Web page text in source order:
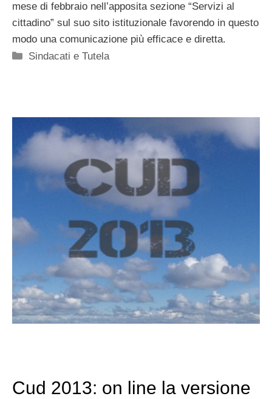
mese di febbraio nell’apposita sezione “Servizi al
cittadino” sul suo sito istituzionale favorendo in questo
modo una comunicazione più efficace e diretta.
Categorie
Sindacati e Tutela
Cud 2013: on line la versione